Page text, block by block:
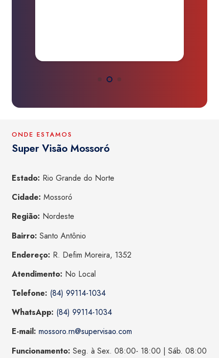
ONDE ESTAMOS
Super Visão Mossoró
Estado: Rio Grande do Norte
Cidade: Mossoró
Região: Nordeste
Bairro: Santo Antônio
Endereço: R. Defim Moreira, 1352
Atendimento: No Local
Telefone: (84) 99114-1034
WhatsApp: (84) 99114-1034
E-mail: mossoro.rn@supervisao.com
Funcionamento: Seg. à Sex. 08:00- 18:00 | Sáb. 08:00